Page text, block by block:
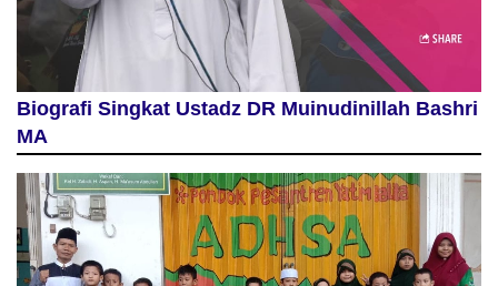
Biografi Singkat Ustadz DR Muinudinillah Bashri
MA